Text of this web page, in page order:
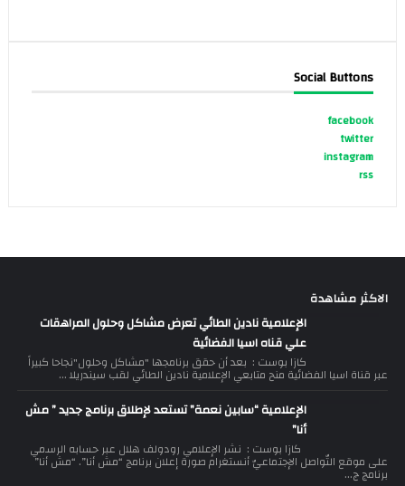
Social Buttons
facebook
twitter
instagram
rss
الاكثر مشاهدة
الإعلامية نادين الطائي تعرض مشاكل وحلول المراهقات
علي قناه اسيا الفضائية
كازا بوست : بعد أن حقق برنامجها "مشاكل وحلول"نجاحا كبيراً
عبر قناة اسيا الفضائية منح متابعي الإعلامية نادين الطائي لقب سيندريلا ...
الإعلامية “سابين نعمة” تستعد لإطلاق برنامج جديد ” مش
أنا”
كازا بوست : نشر الإعلامي رودولف هلال عبر حسابه الرسمي
على موقع التّواصل الإجتماعيّ أنستغرام صورة إعلان برنامج “مش أنا”. “مش أنا”
برنامج ج...